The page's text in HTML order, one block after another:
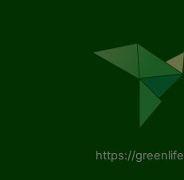
https://